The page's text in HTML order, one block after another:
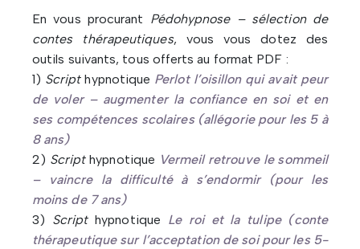
En vous procurant Pédohypnose – sélection de
contes thérapeutiques, vous vous dotez des
outils suivants, tous offerts au format PDF :
1) Scripthypnotique Perlot l’oisillon qui avait peur
de voler – augmenter la confiance en soi et en
ses compétences scolaires (allégorie pour les 5 à
8 ans)
2) Scripthypnotique Vermeil retrouve le sommeil
– vaincre la difficulté à s’endormir (pour les
moins de 7 ans)
3) Scripthypnotique Le roi et la tulipe (conte
thérapeutique sur l’acceptation de soi pour les 5-